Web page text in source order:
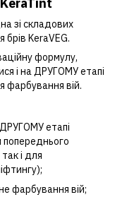
зі складових
брів KeraVEG.
формулу,
і на ДРУГОМУ етапі
фарбування вій.
етапі
попереднього
і для
фарбування вій;